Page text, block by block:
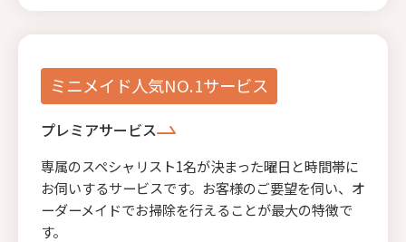
ミニメイド人気NO.1サービス
プレミアサービス
専属のスペシャリスト1名が決まった曜日と時間帯に
お伺いするサービスです。お客様のご要望を伺い、オ
ーダーメイドでお掃除を行えることが最大の特徴で
す。